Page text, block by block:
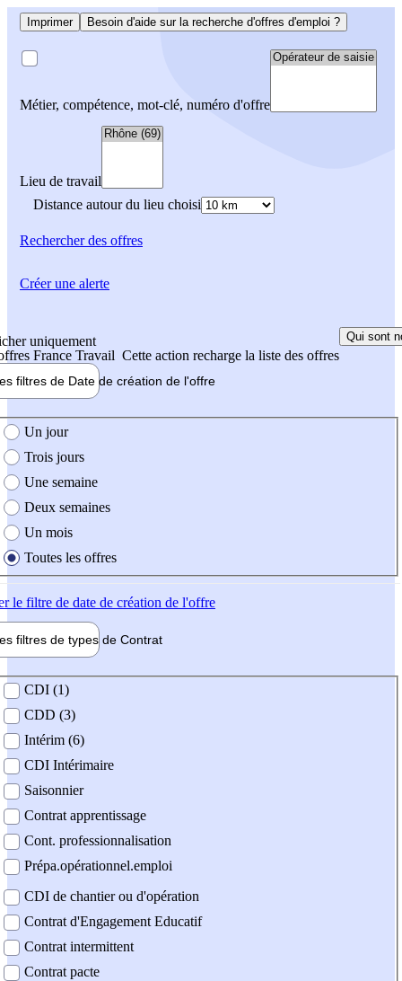
Imprimer Besoin d'aide sur la recherche d'offres d'emploi ?
Métier, compétence, mot-clé, numéro d'offre
Lieu de travail
Distance autour du lieu choisi
Rechercherdes offres
uniquement
France Travail Cette action recharge la liste des offres
Qui sont
filtres de Date de création de l'offre
création de l'offre
Un jour
Trois jours
Une semaine
Deux semaines
Un mois
Toutes les offres
le filtre de date de création de l'offre
filtres de types de Contrat
contrat
CDI (1)
CDD (3)
Intérim (6)
CDI Intérimaire
Saisonnier
Contrat apprentissage
Cont. professionnalisation
Prépa.opérationnel.emploi
CDI de chantier ou d'opération
Contrat d'Engagement Educatif
Contrat intermittent
Contrat pacte
Créer une alerte